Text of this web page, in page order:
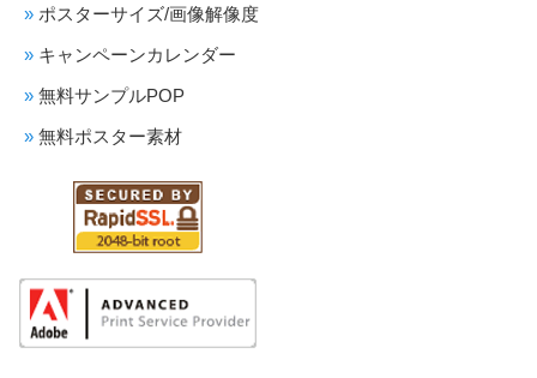
ポスターサイズ/画像解像度
キャンペーンカレンダー
無料サンプルPOP
無料ポスター素材